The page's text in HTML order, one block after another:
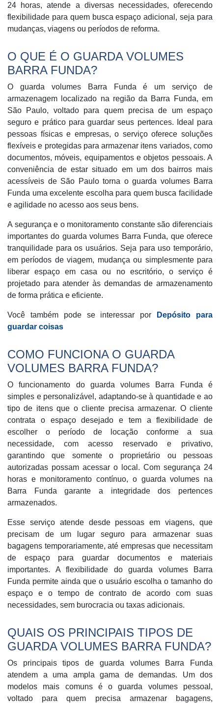
24 horas, atende a diversas necessidades, oferecendo
flexibilidade para quem busca espaço adicional, seja para
mudanças, viagens ou períodos de reforma.
O QUE É O GUARDA VOLUMES
BARRA FUNDA?
O guarda volumes Barra Funda é um serviço de
armazenagem localizado na região da Barra Funda, em
São Paulo, voltado para quem precisa de um espaço
seguro e prático para guardar seus pertences. Ideal para
pessoas físicas e empresas, o serviço oferece soluções
flexíveis e protegidas para armazenar itens variados, como
documentos, móveis, equipamentos e objetos pessoais. A
conveniência de estar situado em um dos bairros mais
acessíveis de São Paulo torna o guarda volumes Barra
Funda uma excelente escolha para quem busca facilidade
e agilidade no acesso aos seus bens.
A segurança e o monitoramento constante são diferenciais
importantes do guarda volumes Barra Funda, que oferece
tranquilidade para os usuários. Seja para uso temporário,
em períodos de viagem, mudança ou simplesmente para
liberar espaço em casa ou no escritório, o serviço é
projetado para atender às demandas de armazenamento
de forma prática e eficiente.
Você também pode se interessar por
Depósito para
guardar coisas
COMO FUNCIONA O GUARDA
VOLUMES BARRA FUNDA?
O funcionamento do guarda volumes Barra Funda é
simples e personalizável, adaptando-se à quantidade e ao
tipo de itens que o cliente precisa armazenar. O cliente
contrata o espaço desejado e tem a flexibilidade de
escolher o período de locação conforme a sua
necessidade, com acesso reservado e privativo,
garantindo que somente o proprietário ou pessoas
autorizadas possam acessar o local. Com segurança 24
horas e monitoramento contínuo, o guarda volumes na
Barra Funda garante a integridade dos pertences
armazenados.
Esse serviço atende desde pessoas em viagens, que
precisam de um lugar seguro para armazenar suas
bagagens temporariamente, até empresas que necessitam
de espaço para guardar documentos e materiais
importantes. A flexibilidade do guarda volumes Barra
Funda permite ainda que o usuário escolha o tamanho do
espaço e o tempo de contrato de acordo com suas
necessidades, sem burocracia ou taxas adicionais.
QUAIS OS PRINCIPAIS TIPOS DE
GUARDA VOLUMES BARRA FUNDA?
Os principais tipos de guarda volumes Barra Funda
atendem a uma ampla gama de demandas. Um dos
modelos mais comuns é o guarda volumes pessoal,
voltado para quem precisa armazenar bagagens,